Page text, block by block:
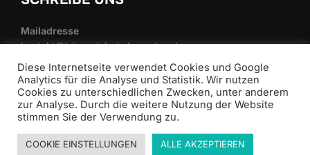
Mailadresse
kontakt@laienspiel-nieder-roden.de
Datenschutz & Impressum
Diese Internetseite verwendet Cookies und Google
Analytics für die Analyse und Statistik. Wir nutzen
Cookies zu unterschiedlichen Zwecken, unter anderem
zur Analyse. Durch die weitere Nutzung der Website
stimmen Sie der Verwendung zu.
COOKIE EINSTELLUNGEN ALLE AKZEPTIEREN